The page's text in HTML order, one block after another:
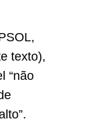
texto),
“não